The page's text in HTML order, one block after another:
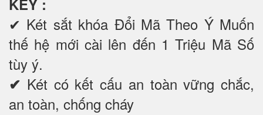
KEY :
✔ Két sắt khóa Đổi Mã Theo Ý Muốn
thế hệ mới cài lên đến 1 Triệu Mã Số
tùy ý.
✔ Két có kết cấu an toàn vững chắc,
an toàn, chống cháy